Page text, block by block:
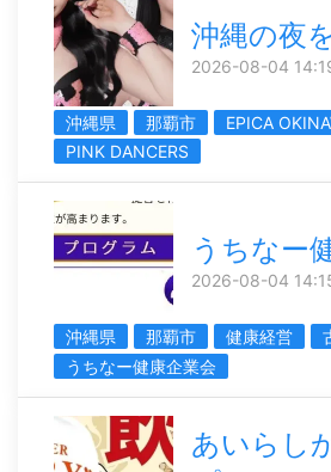
沖縄の夜
2026-08-04
沖縄県 那覇市 EPICA
PINK DANCERS
うちなー
2026-08-04
沖縄県 那覇市 健康経営
うちなー健康企業会
あいらし